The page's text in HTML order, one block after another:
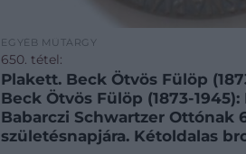
EGYÉB MŰTÁRGY
650. tétel:
Plakett. Beck Ötvös Fülöp
Beck Ötvös Fülöp (1873-
Babarczi Schwartzer Ottónak
születésnapjára. Kétoldalas